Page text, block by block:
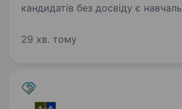
кандидатів без досвіду є
відповідальність готовність працювати в зоні
29 хв. тому